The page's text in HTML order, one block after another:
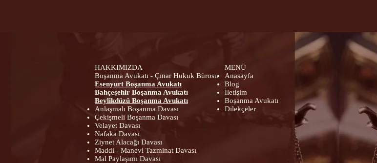
HAKKIMIZDA
Boşanma Avukatı - Çınar Hukuk Bürosu
Esenyurt Boşanma Avukatı​
Bahçeşehir Boşanma Avukatı
Beylikdüzü Boşanma Avukatı
Anlaşmalı Boşanma Davası
Çekişmeli Boşanma Davası
Velayet Davası
Nafaka Davası
Ziynet Alacağı Davası
Maddi - Manevi Tazminat Davası
Mal Paylaşımı Davası
MENÜ
Anasayfa
Blog
İletişim
Boşanma Avukatı
Dilekçeler